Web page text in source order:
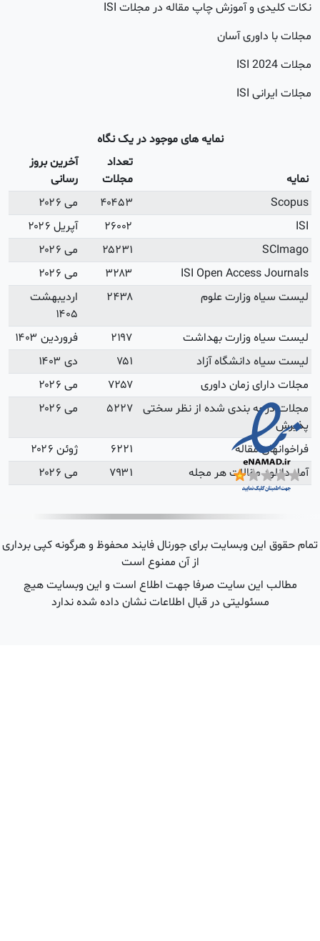
رسانی
می ۲۰۲۶
آپریل ۲۰۲۶
می ۲۰۲۶
می ۲۰۲۶
اردیبهشت
فروردین ۱۴۰۳
دی ۱۴۰۳
می ۲۰۲۶
می ۲۰۲۶
ژوئن ۲۰۲۶
می ۲۰۲۶
هرگونه کپی برداری
وبسایت هیچ